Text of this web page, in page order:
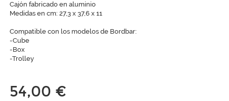
Cajón fabricado en aluminio
Medidas en cm: 27,3 x 37,6 x 11
Compatible con los modelos de Bordbar:
-Cube
-Box
-Trolley
54,00 €